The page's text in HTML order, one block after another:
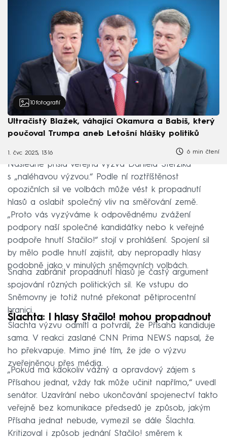
10 fotografií
Ultračistý Blažek, váhající Okamura a Babiš, který
poučoval Trumpa aneb Letošní hlášky politiků
1. čvc 2025, 13:16 6 min čtení
Následně přišla veřejná výzva Daniela Sterzika
s „naléhavou výzvou.“ Podle ní roztříštěnost
opozičních sil ve volbách může vést k propadnutí
hlasů a oslabit společný vliv na směřování země.
„Proto vás vyzýváme k odpovědnému zvážení
podpory naší společné kandidátky nebo k veřejné
podpoře hnutí Stačilo!“ stojí v prohlášení. Spojení sil
by mělo podle hnutí zajistit, aby nepropadly hlasy
podobně jako v minulých sněmovních volbách.
Snaha zabránit propadnutí hlasů je častý argument
spojování různých politických sil. Ke vstupu do
Sněmovny je totiž nutné překonat pětiprocentní
hranici.
Šlachta: I hlasy Stačilo! mohou propadnout
Šlachta výzvu odmítl a potvrdil, že Přísaha kandiduje
sama. V reakci zaslané CNN Prima NEWS napsal, že
ho překvapuje. Mimo jiné tím, že jde o výzvu
zveřejněnou přes média.
„Pokud má kdokoliv vážný a opravdový zájem s
Přísahou jednat, vždy tak může učinit napřímo,“ uvedl
senátor. Uzavírání nebo ukončování spojenectví takto
veřejně bez komunikace předsedů je způsob, jakým
Přísaha jednat nebude, vymezil se dále Šlachta.
Kritizoval i způsob jednání Stačilo! směrem k